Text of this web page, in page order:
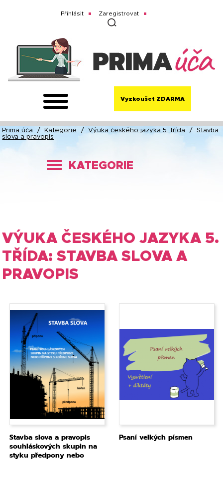
Přihlásit Zaregistrovat
Vyzkoušet ZDARMA
Prima úča / Kategorie / Výuka českého jazyka 5. třída /
Stavba
slova a pravopis
KATEGORIE
VÝUKA ČESKÉHO JAZYKA 5.
TŘÍDA: STAVBA SLOVA A
PRAVOPIS
Stavba slova a pravopis
souhláskových skupin na
styku předpony nebo
Psaní velkých písmen